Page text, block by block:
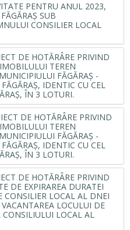
PENTRU ANUL 2023,
SUB
CONSILIER LOCAL
DE HOTĂRÂRE PRIVIND
TEREN
FĂGĂRAŞ -
IDENTIC CU CEL
ÎN 3 LOTURI.
DE HOTĂRÂRE PRIVIND
TEREN
FĂGĂRAŞ -
IDENTIC CU CEL
ÎN 3 LOTURI.
DE HOTĂRÂRE PRIVIND
DE EXPIRAREA DURATEI
LOCAL AL DNEI
LOCULUI DE
LOCAL AL